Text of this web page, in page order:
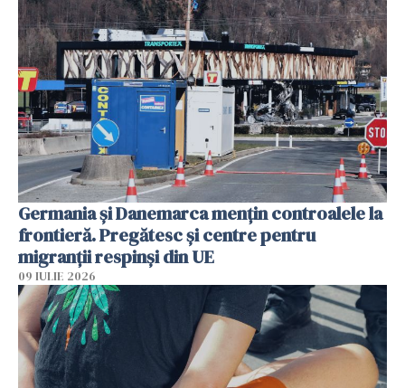
Germania și Danemarca mențin controalele la
frontieră. Pregătesc și centre pentru
migranții respinși din UE
09 IULIE 2026